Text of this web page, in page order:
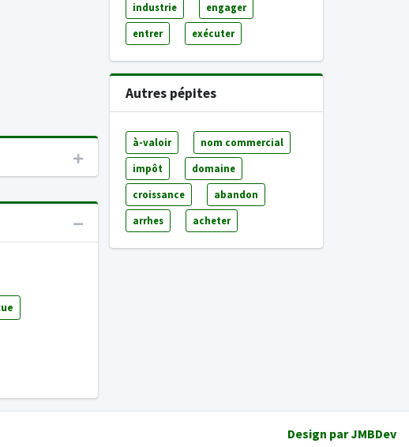
industrie engager
entrer exécuter
Autres pépites
à-valoir nom commercial
impôt domaine
croissance abandon
arrhes acheter
Design parJMBDev